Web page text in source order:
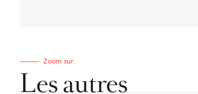
Zoom sur:
Les autres